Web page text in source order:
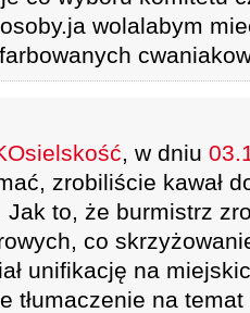
wolalabym
, w dniu
zrobiliście kawał
to, że burmistrz
co
unifikację na
tłumaczenie na